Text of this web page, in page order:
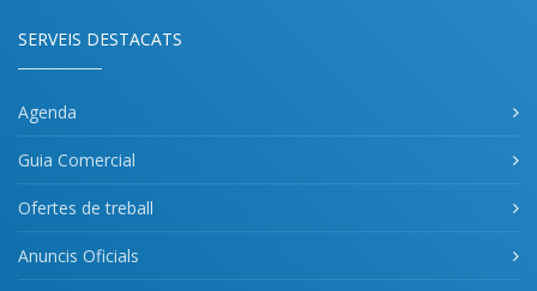
SERVEIS DESTACATS
Agenda
Guia Comercial
Ofertes de treball
Anuncis Oficials